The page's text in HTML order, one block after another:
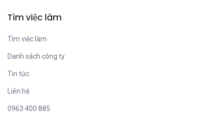
Tìm việc làm
Tìm việc làm
Danh sách công ty
Tin tức
Liên hệ
0963 400 885